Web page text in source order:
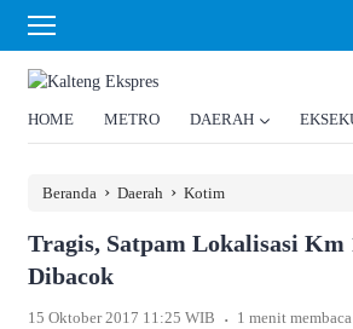
HOME METRO DAERAH
Beranda › Daerah › Kotim
Tragis, Satpam Lokalisasi Km
Dibacok
15 Oktober 2017 11:25 WIB . 1 menit membaca